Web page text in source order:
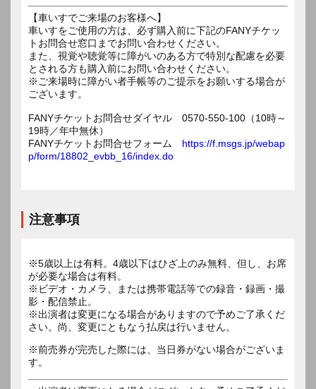
【車いすでご来場のお客様へ】
車いすをご使用の方は、必ず購入前に下記のFANYチケッ
トお問合せ窓口までお問い合わせください。
また、視覚や聴覚等に障がいのある方で特別な配慮を必要
とされる方も購入前にお問い合わせください。
※ご来場時に障がい者手帳等のご提示をお願いする場合が
ございます。
FANYチケットお問合せダイヤル 0570-550-100（10時～
19時／年中無休）
FANYチケットお問合せフォーム https://f.msgs.jp/webap
p/form/18802_evbb_16/index.do
注意事項
※5歳以上は有料。4歳以下はひざ上のみ無料、但し、お席
が必要な場合は有料。
※ビデオ・カメラ、または携帯電話等での録音・録画・撮
影・配信禁止。
※出演者は変更になる場合がありますので予めご了承くだ
さい。尚、変更にともなう払戻は行いません。
※前売券が完売した際には、当日券がない場合がございま
す。